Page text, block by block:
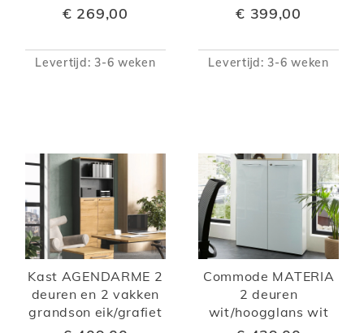
€ 269,00
Levertijd: 3-6 weken
€ 399,00
Levertijd: 3-6 weken
Kast AGENDARME 2
deuren en 2 vakken
grandson eik/grafiet
Commode MATERIA
2 deuren
wit/hoogglans wit